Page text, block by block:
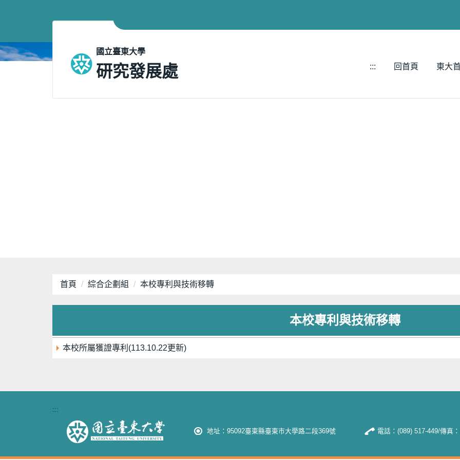
要
內
國立臺東大學
研究發展處 ::: 回首頁 東大
首頁 綜合企劃組 本校專利與技術移轉
本校專利與技術移轉
本校所屬獲證專利(113.10.22更新)
:::
地址：95092臺東縣臺東市大學路二段369號 電話：(089) 517-449/傳真